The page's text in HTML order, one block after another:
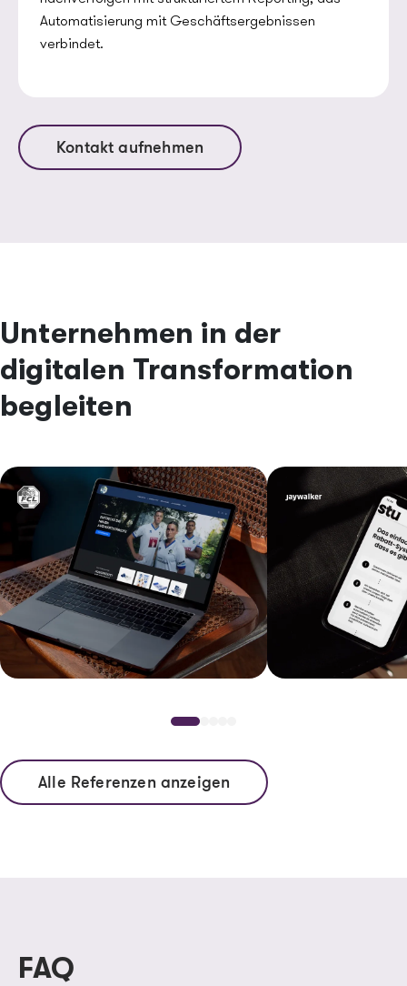
Kontakt aufnehmen
Automatisierung mit Geschäftsergebnissen
verbindet.
Unternehmen in der
digitalen Transformation
begleiten
Image
Image
Image
Image
Alle Referenzen anzeigen
FAQ